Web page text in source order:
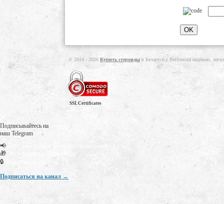
© 2014 - 2026 Купить стероиды в Беларуси с BelSteroid надёжно,
SSL Certificates
Подписывайтесь на
наш Telegram
📢
Первыми узнаете все новости магазина
🎁
Эксклюзивные промокоды
🔒
Подписаться на канал →